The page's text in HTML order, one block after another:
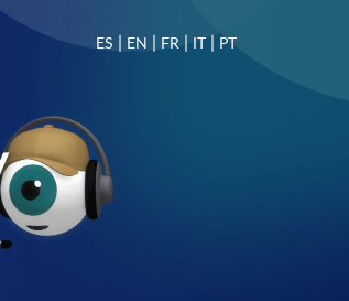
ES | EN | FR | IT| PT